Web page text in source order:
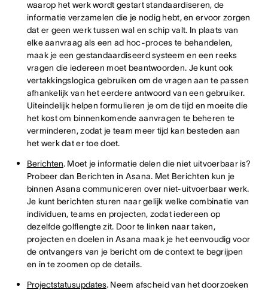
waarop het werk wordt gestart standaardiseren, de
informatie verzamelen die je nodig hebt, en ervoor zorgen
dat er geen werk tussen wal en schip valt. In plaats van
elke aanvraag als een ad hoc-proces te behandelen,
maak je een gestandaardiseerd systeem en een reeks
vragen die iedereen moet beantwoorden. Je kunt ook
vertakkingslogica gebruiken om de vragen aan te passen
afhankelijk van het eerdere antwoord van een gebruiker.
Uiteindelijk helpen formulieren je om de tijd en moeite die
het kost om binnenkomende aanvragen te beheren te
verminderen, zodat je team meer tijd kan besteden aan
het werk dat er toe doet.
Berichten. Moet je informatie delen die niet uitvoerbaar is?
Probeer dan Berichten in Asana. Met Berichten kun je
binnen Asana communiceren over niet-uitvoerbaar werk.
Je kunt berichten sturen naar gelijk welke combinatie van
individuen, teams en projecten, zodat iedereen op
dezelfde golflengte zit. Door te linken naar taken,
projecten en doelen in Asana maak je het eenvoudig voor
de ontvangers van je bericht om de context te begrijpen
en in te zoomen op de details.
Projectstatusupdates. Neem afscheid van het doorzoeken